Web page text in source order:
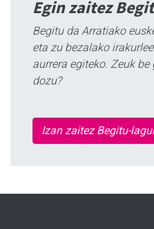
Egin zaitez
Begitu da Arratiako
eta zu bezalako
aurrera egiteko. Zeuk
dozu?
Izan zaitez Begitu-